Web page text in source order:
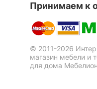
Принимаем к
© 2011-2026
магазин мебели и
для дома Мебелион